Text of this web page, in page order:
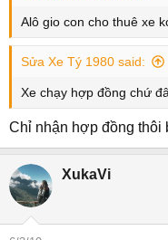
Alô gio con cho thuê xe
Sửa Xe Tý 1980 said:
Xe chạy hợp đồng chứ
Chỉ nhận hợp đồng thôi
XukaVi